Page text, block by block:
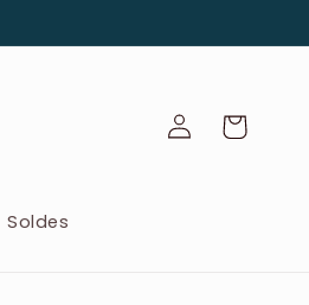
Soldes
ConnexionPanier